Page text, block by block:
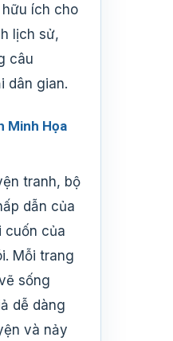
ích cho
lịch sử,
câu
dân gian.
Minh Họa
tranh, bộ
dẫn của
cuốn của
Mỗi trang
sống
dễ dàng
và nảy